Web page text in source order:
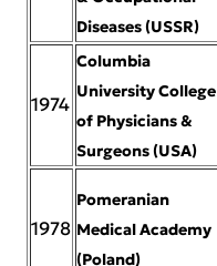
Diseases (USSR)
1974
Columbia
University College
of Physicians &
Surgeons (USA)
1978
Pomeranian
Medical Academy
(Poland)